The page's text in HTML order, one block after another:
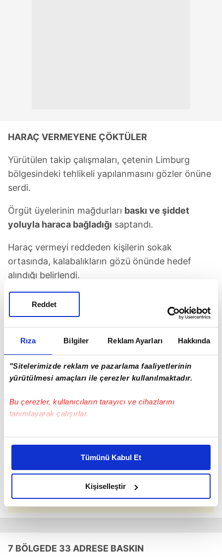
Rıza Bilgiler Reklam Ayarları Hakkında
"Sitelerimizde reklam ve pazarlama faaliyetlerinin
yürütülmesi amaçları ile çerezler kullanılmaktadır.
Bu çerezler, kullanıcıların tarayıcı ve cihazlarını
tanımlayarak çalışırlar.
Bu çerezlere izin vermeniz halinde sizlere özel
daha iyi reklam deneyimi yaşatabiliriz. Bunu yaparken
amacımızın size daha iyi bir reklam deneyimi sunmak
olduğunu ve sizlere en iyi içerikleri sunabilmek adına
elimizden gelen çabayı gösterdiğimizi ve bu noktada,
reklamların maliyetlerimizi karşılamak noktasında tek gelir
Her halükârda, kullanıcılar, bu çerezlere izin vermedikleri
Tümünü Kabul Et
Kişiselleştir
Reddet
HARAÇ VERMEYENE ÇÖKTÜLER
Yürütülen takip çalışmaları, çetenin Limburg
bölgesindeki tehlikeli yapılanmasını gözler önüne
serdi.
Örgüt üyelerinin mağdurları baskı ve şiddet
yoluyla haraca bağladığı saptandı.
Haraç vermeyi reddeden kişilerin sokak
ortasında, kalabalıkların gözü önünde hedef
alındığı belirlendi.
ağır darp seansları
düzenlediği ortaya çıktı.
Kara para aklama ve gasp suçlarına karışan 18 çete
üyesi tutuklandı, örgütün mal varlıklarına el konuldu.
7 BÖLGEDE 33 ADRESE BASKIN